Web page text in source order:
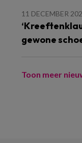
11 DECEMBER
gewone
Toon meer